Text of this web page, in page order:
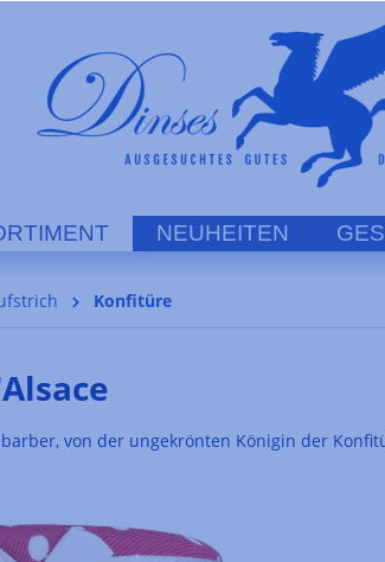
NEUHEITEN
Konfitüre
von der ungekrönten Königin der